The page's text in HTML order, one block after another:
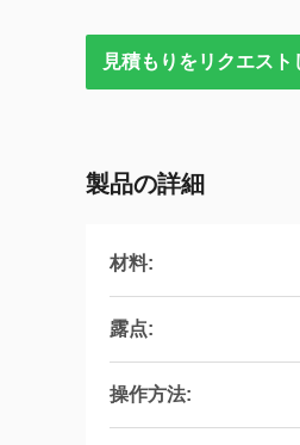
見積もりをリクエスト
製品の詳細
材料:
露点:
操作方法: